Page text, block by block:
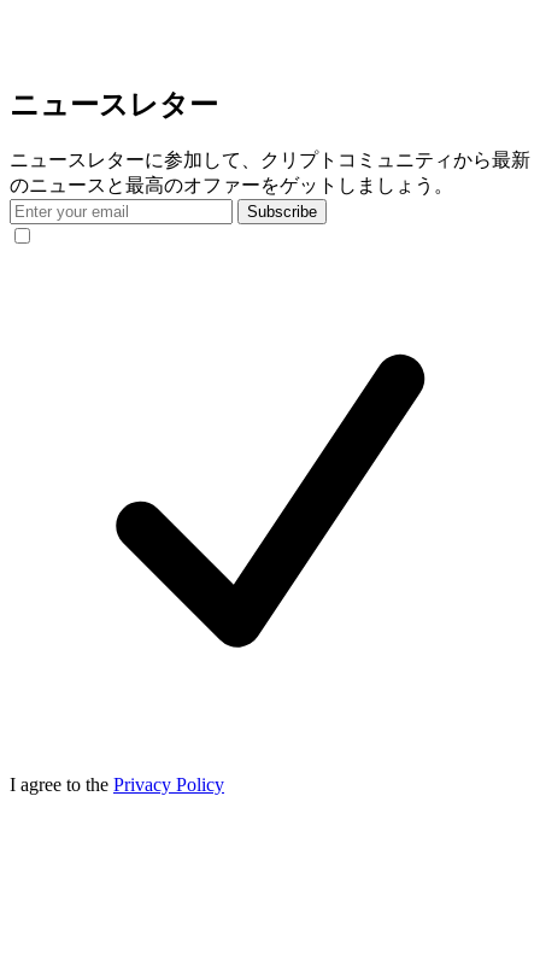
ニュースレター
ニュースレターに参加して、クリプトコミュニティから最新
のニュースと最高のオファーをゲットしましょう。
Subscribe
I agree to the Privacy Policy